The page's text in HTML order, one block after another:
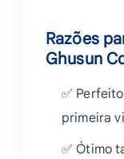
Razões
Ghusun
✅
primeira
✅ Ótimo